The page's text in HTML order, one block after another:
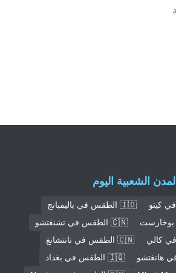
المدن الشعبية اليوم
🇮🇩 الطقس في باليمبانج
🇨🇳 الطقس في تشنغتشو
🇨🇳 الطقس في نانتشانغ
🇮🇶 الطقس في بغداد